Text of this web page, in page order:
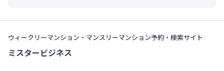
ウィークリーマンション・マンスリーマンション予約・検索サイト
ミスタービジネス